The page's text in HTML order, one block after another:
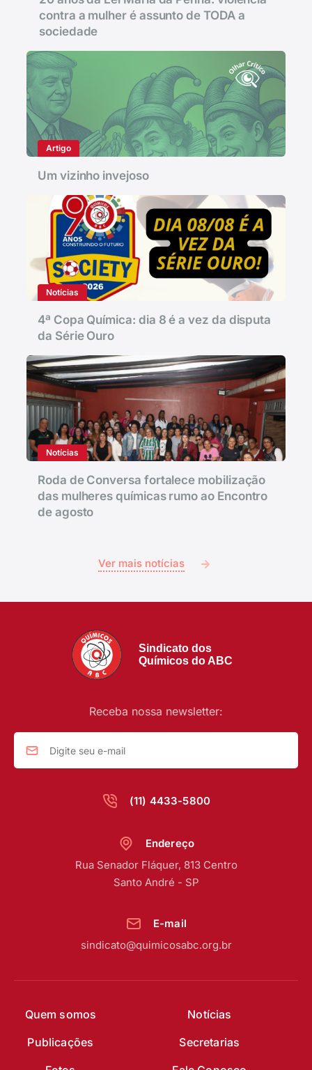
contra a mulher é assunto de TODA a
sociedade
Artigo
Um vizinho invejoso
Notícias
4ª Copa Química: dia 8 é a vez da disputa
da Série Ouro
Notícias
Roda de Conversa fortalece mobilização
das mulheres químicas rumo ao Encontro
de agosto
Ver mais notícias
Sindicato dos
Químicos do ABC
(11) 4433-5800
Receba nossa newsletter:
Quem somos
Notícias
Publicações
Secretarias
Endereço
Rua Senador Fláquer, 813 Centro
Santo André - SP
E-mail
sindicato@quimicosabc.org.br